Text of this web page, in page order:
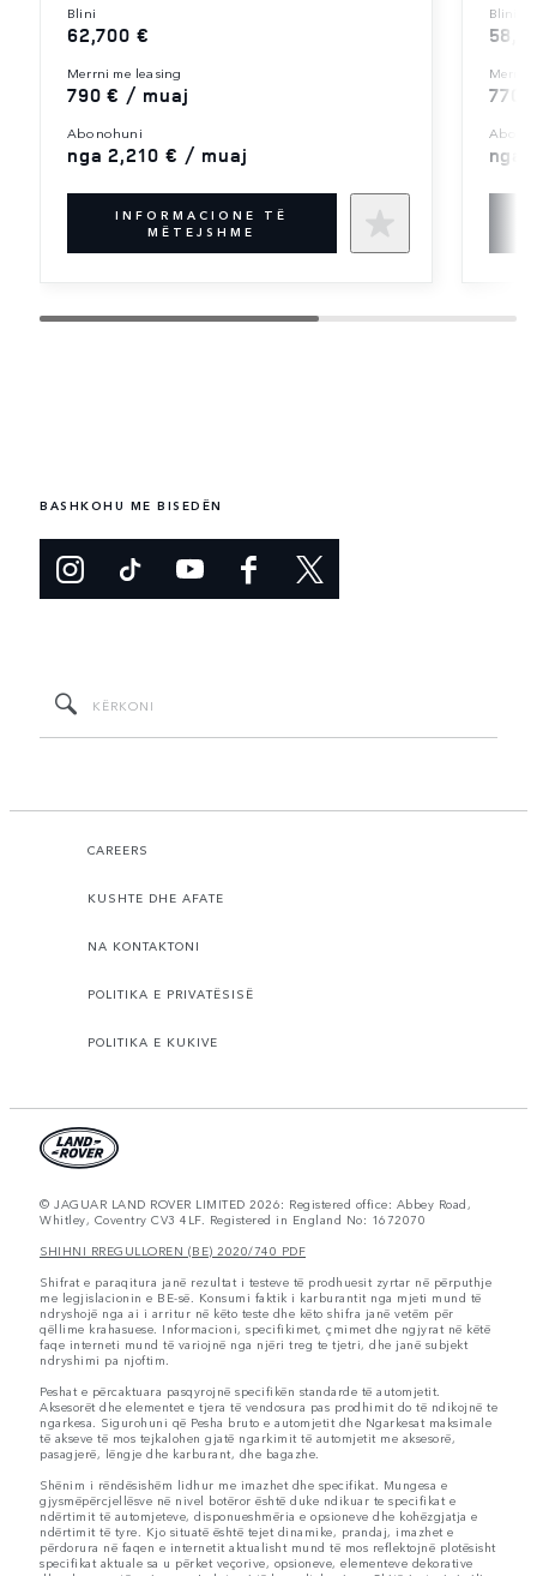
blini
62,700 €
merrni me leasing
790 € / muaj
abonohuni
nga 2,210 € / muaj
INFORMACIONE TË
MËTEJSHME
blini
770
nga
BASHKOHU ME BISEDËN
CAREERS
KUSHTE DHE AFATE
NA KONTAKTONI
POLITIKA E PRIVATËSISË
POLITIKA E KUKIVE
© JAGUAR LAND ROVER LIMITED 2026: Registered office: Abbey Road,
Whitley, Coventry CV3 4LF. Registered in England No: 1672070
SHIHNI RREGULLOREN (BE) 2020/740 PDF
Shifrat e paraqitura janë rezultat i testeve të prodhuesit zyrtar në përputhje
me legjislacionin e BE-së. Konsumi faktik i karburantit nga mjeti mund të
ndryshojë nga ai i arritur në këto teste dhe këto shifra janë vetëm për
qëllime krahasuese. Informacioni, specifikimet, çmimet dhe ngjyrat në këtë
faqe interneti mund të variojnë nga njëri treg te tjetri, dhe janë subjekt
ndryshimi pa njoftim.
Peshat e përcaktuara pasqyrojnë specifikën standarde të automjetit.
Aksesorët dhe elementet e tjera të vendosura pas prodhimit do të ndikojnë te
ngarkesa. Sigurohuni që Pesha bruto e automjetit dhe Ngarkesat maksimale
të akseve të mos tejkalohen gjatë ngarkimit të automjetit me aksesorë,
pasagjerë, lëngje dhe karburant, dhe bagazhe.
Shënim i rëndësishëm lidhur me imazhet dhe specifikat. Mungesa e
gjysmëpërcjellësve në nivel botëror është duke ndikuar te specifikat e
ndërtimit të automjeteve, disponueshmëria e opsioneve dhe kohëzgjatja e
ndërtimit të tyre. Kjo situatë është tejet dinamike, prandaj, imazhet e
përdorura në faqen e internetit aktualisht mund të mos reflektojnë plotësisht
specifikat aktuale sa u përket veçorive, opsioneve, elementeve dekorative